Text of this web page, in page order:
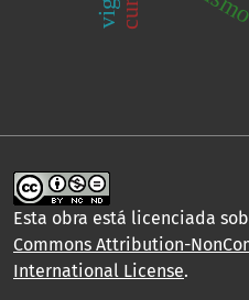
Esta obra está licenciada
Commons Attribution-
International License.